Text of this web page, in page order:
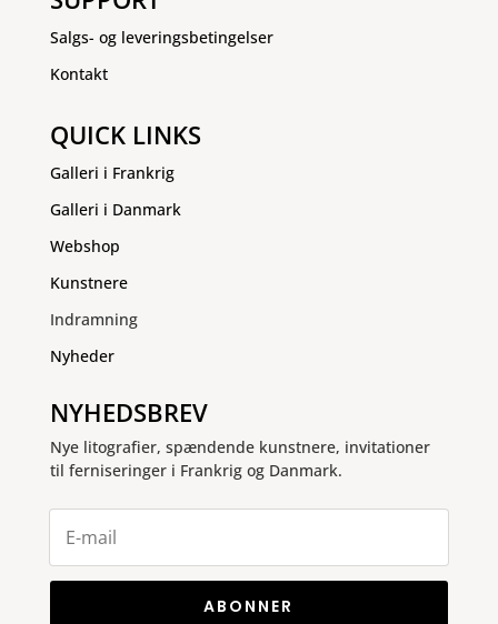
Salgs- og leveringsbetingelser
Kontakt
QUICK LINKS
Galleri i Frankrig
Galleri i Danmark
Webshop
Kunstnere
Indramning
Nyheder
NYHEDSBREV
Nye litografier, spændende kunstnere, invitationer
til ferniseringer i Frankrig og Danmark.
ABONNER